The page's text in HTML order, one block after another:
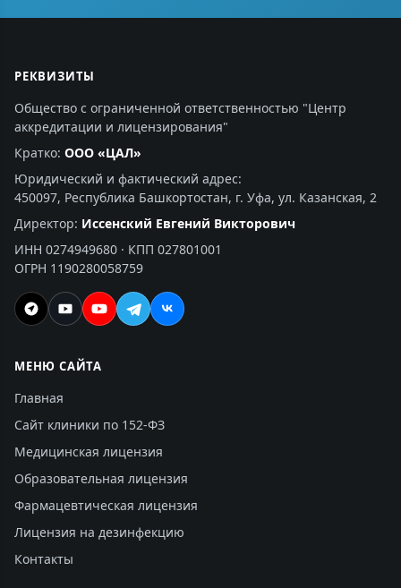
РЕКВИЗИТЫ
Общество с ограниченной ответственностью "Центр
аккредитации и лицензирования"
Кратко: ООО «ЦАЛ»
Юридический и фактический адрес:
450097, Республика Башкортостан, г. Уфа, ул. Казанская, 2
Директор: Иссенский Евгений Викторович
ИНН 0274949680 · КПП 027801001
ОГРН 1190280058759
МЕНЮ САЙТА
Главная
Сайт клиники по 152-ФЗ
Медицинская лицензия
Образовательная лицензия
Фармацевтическая лицензия
Лицензия на дезинфекцию
Контакты